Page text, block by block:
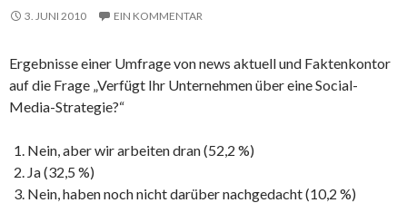
3. JUNI 2010 EIN KOMMENTAR
Ergebnisse einer Umfrage von news aktuell und Faktenkontor
auf die Frage „Verfügt Ihr Unternehmen über eine Social-
Media-Strategie?“
Nein, aber wir arbeiten dran (52,2 %)
Ja (32,5 %)
Nein, haben noch nicht darüber nachgedacht (10,2 %)